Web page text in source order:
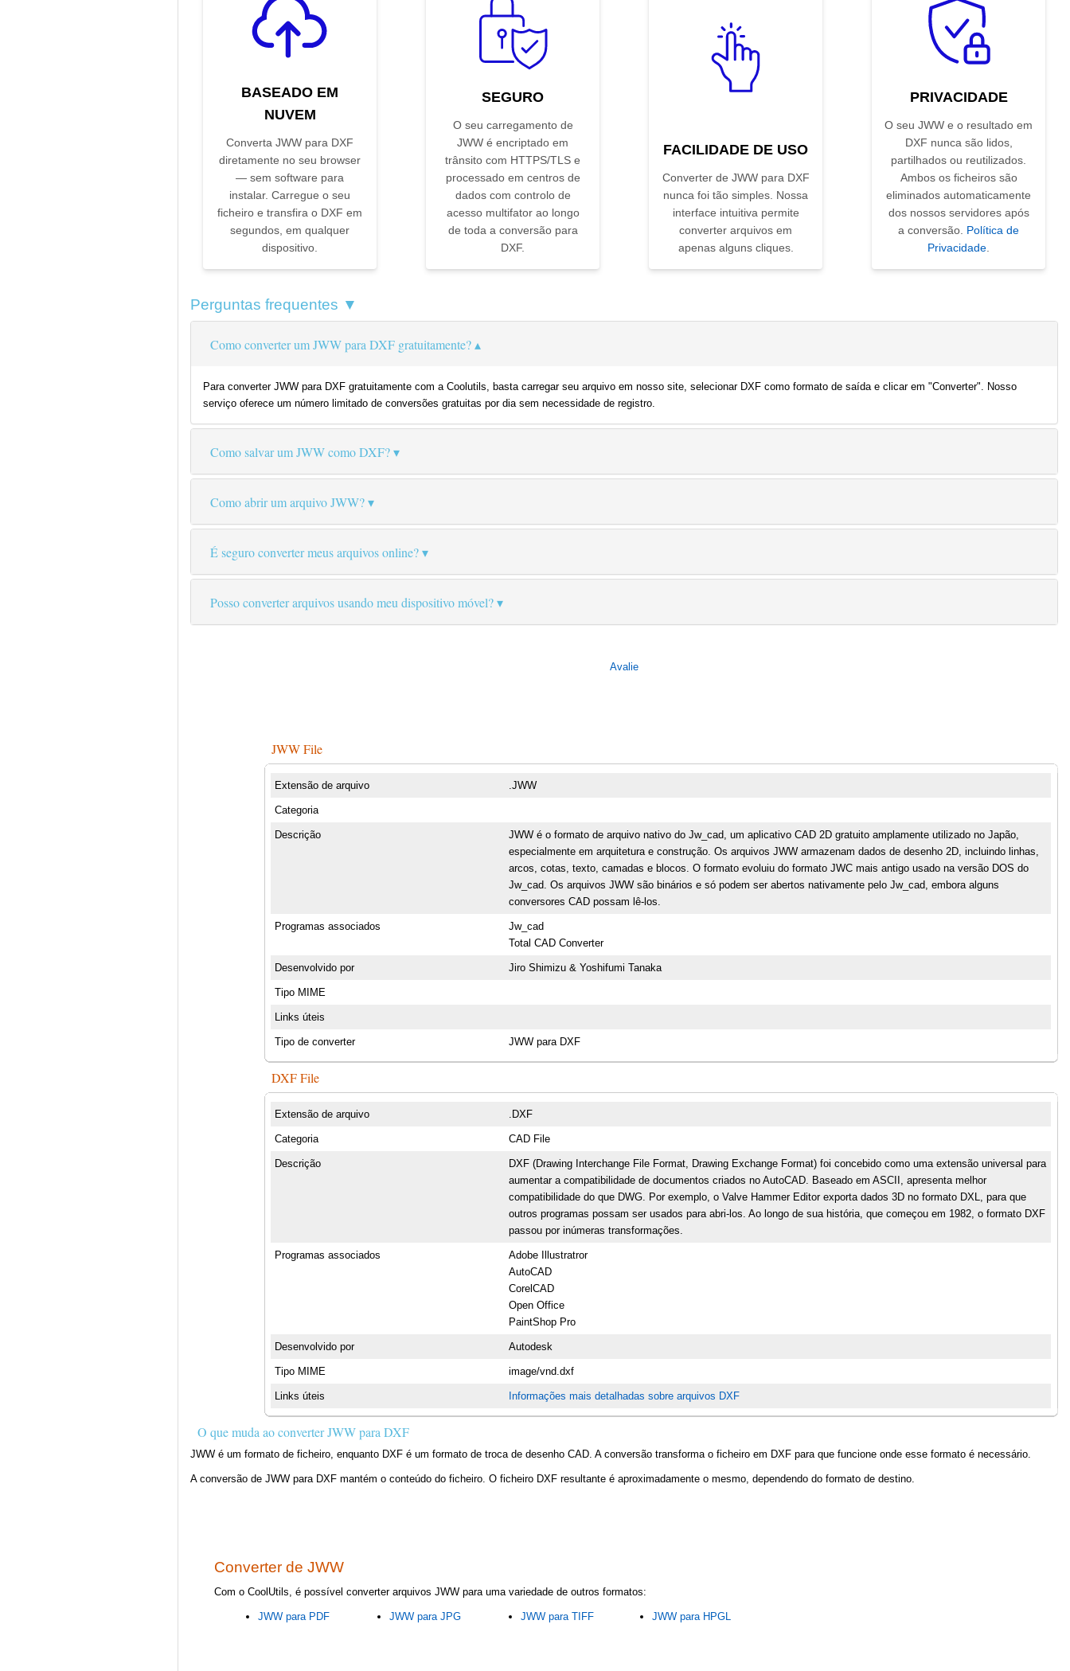
BASEADO EM
NUVEM
Converta JWW para DXF
diretamente no seu browser
— sem software para
instalar. Carregue o seu
ficheiro e transfira o DXF em
segundos, em qualquer
dispositivo.
SEGURO
O seu carregamento de
JWW é encriptado em
trânsito com HTTPS/TLS e
processado em centros de
dados com controlo de
acesso multifator ao longo
de toda a conversão para
DXF.
FACILIDADE DE USO
Converter de JWW para DXF
nunca foi tão simples. Nossa
interface intuitiva permite
converter arquivos em
apenas alguns cliques.
PRIVACIDADE
O seu JWW e o resultado em
DXF nunca são lidos,
partilhados ou reutilizados.
Ambos os ficheiros são
eliminados automaticamente
dos nossos servidores após
a conversão. Política de
Privacidade
Perguntas frequentes ▼
Como converter um JWW para DXF gratuitamente?
Para converter JWW para DXF gratuitamente com a Coolutils, basta carregar seu arquivo em nosso site, selecionar DXF como formato de saída e clicar em "Converter". Nosso
serviço oferece um número limitado de conversões gratuitas por dia sem necessidade de registro.
Como salvar um JWW como DXF?
Como abrir um arquivo JWW?
É seguro converter meus arquivos online?
Posso converter arquivos usando meu dispositivo móvel?
Avalie
JWW File
Extensão de arquivo .JWW
Categoria
Descrição
JWW é o formato de arquivo nativo do Jw_cad, um aplicativo CAD 2D gratuito amplamente utilizado no Japão,
especialmente em arquitetura e construção. Os arquivos JWW armazenam dados de desenho 2D, incluindo linhas,
arcos, cotas, texto, camadas e blocos. O formato evoluiu do formato JWC mais antigo usado na versão DOS do
Jw_cad. Os arquivos JWW são binários e só podem ser abertos nativamente pelo Jw_cad, embora alguns
conversores CAD possam lê-los.
Programas associados
Jw_cad
Total CAD Converter
Desenvolvido por Jiro Shimizu & Yoshifumi Tanaka
Tipo MIME
Links úteis
Tipo de converter JWW para DXF
DXF File
Extensão de arquivo .DXF
Categoria CAD File
Descrição
DXF (Drawing Interchange File Format, Drawing Exchange Format) foi concebido como uma extensão universal para
aumentar a compatibilidade de documentos criados no AutoCAD. Baseado em ASCII, apresenta melhor
compatibilidade do que DWG. Por exemplo, o Valve Hammer Editor exporta dados 3D no formato DXL, para que
outros programas possam ser usados para abri-los. Ao longo de sua história, que começou em 1982, o formato DXF
passou por inúmeras transformações.
Programas associados
Adobe Illustratror
AutoCAD
CorelCAD
Open Office
PaintShop Pro
Desenvolvido por Autodesk
Tipo MIME image/vnd.dxf
Links úteis Informações mais detalhadas sobre arquivos DXF
O que muda ao converter JWW para DXF
JWW é um formato de ficheiro, enquanto DXF é um formato de troca de desenho CAD. A conversão transforma o ficheiro em DXF para que funcione onde esse formato é necessário.
A conversão de JWW para DXF mantém o conteúdo do ficheiro. O ficheiro DXF resultante é aproximadamente o mesmo, dependendo do formato de destino.
Converter de JWW
Com o CoolUtils, é possível converter arquivos JWW para uma variedade de outros formatos:
JWW para PDF JWW para JPG JWW para TIFF JWW para HPGL